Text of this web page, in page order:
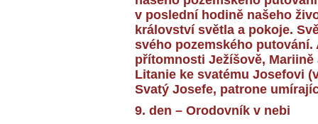
v poslední hodině našeho
království světla a pokoje.
svého pozemského
přítomnosti Ježíšově,
Litanie ke svatému Josefovi
Svatý Josefe, patrone
9. den – Orodovník v nebi